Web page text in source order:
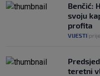
Benčić:
svoju
profita
VIJESTI
teretni